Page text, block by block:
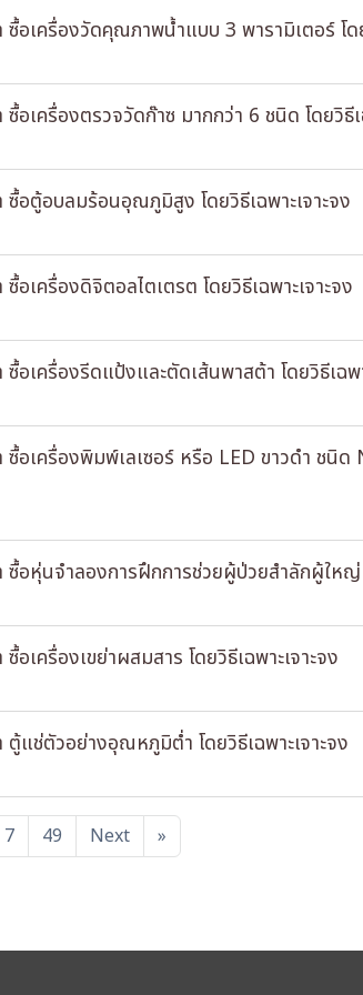
ซื้อเครื่องวัดคุณภาพน้ำแบบ 3 พารามิเตอร์ โด
อเครื่องตรวจวัดก๊าซ มากกว่า 6 ชนิด โดยวิธีเ
ซื้อตู้อบลมร้อนอุณภูมิสูง โดยวิธีเฉพาะเจาะจง
อเครื่องดิจิตอลไตเตรต โดยวิธีเฉพาะเจาะจง
อเครื่องรีดแป้งและตัดเส้นพาสต้า โดยวิธีเฉพ
ซื้อเครื่องพิมพ์เลเซอร์ หรือ LED ขาวดํา ชนิ
ซื้อหุ่นจําลองการฝึกการช่วยผู้ป่วยสําลักผู้ใหญ่
อเครื่องเขย่าผสมสาร โดยวิธีเฉพาะเจาะจง
ตู้แช่ตัวอย่างอุณหภูมิต่ำ โดยวิธีเฉพาะเจาะจง
7 49 Next »